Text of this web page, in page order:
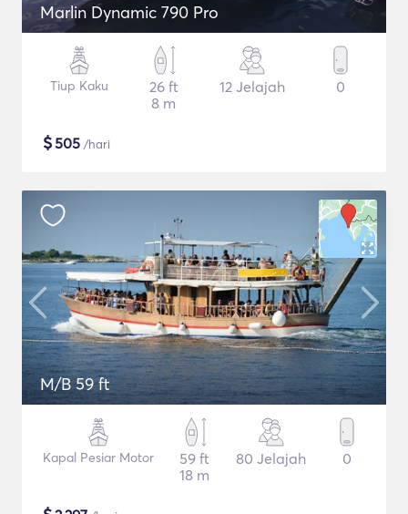
Marlin Dynamic 790 Pro
Tiup Kaku
26 ft
8 m
12 Jelajah 0
$505 /hari
M/B 59 ft
Kapal Pesiar Motor
59 ft
18 m
80 Jelajah 0